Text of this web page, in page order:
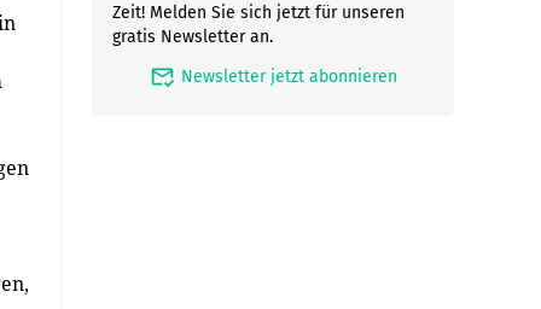
Zeit! Melden Sie sich jetzt für unseren
gratis Newsletter an.
mark_email_read Newsletter jetzt abonnieren